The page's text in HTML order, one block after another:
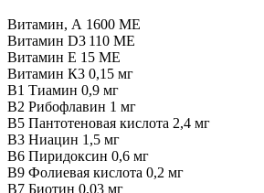
Витамин, А 1600 МЕ
Витамин D3 110 МЕ
Витамин Е 15 МЕ
Витамин К3 0,15 мг
В1 Тиамин 0,9 мг
В2 Рибофлавин 1 мг
В5 Пантотеновая кислота 2,4 мг
В3 Ниацин 1,5 мг
В6 Пиридоксин 0,6 мг
В9 Фолиевая кислота 0,2 мг
В7 Биотин 0,03 мг